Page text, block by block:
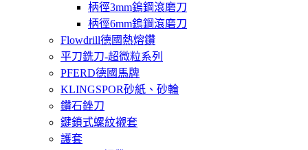
柄徑3mm鎢鋼滾磨刀
柄徑6mm鎢鋼滾磨刀
Flowdrill德國熱熔鑽
平刀銑刀-超微粒系列
PFERD德國馬牌
KLINGSPOR砂紙、砂輪
鑽石銼刀
鍵鎖式螺紋襯套
護套